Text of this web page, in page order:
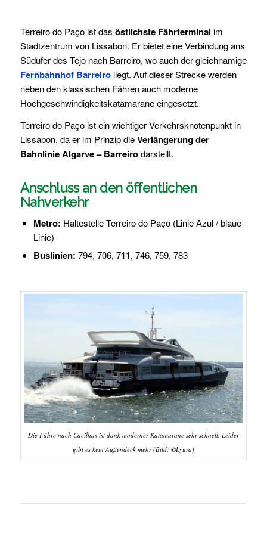
Terreiro do Paço ist das östlichste Fährterminal im
Stadtzentrum von Lissabon. Er bietet eine Verbindung ans
Südufer des Tejo nach Barreiro, wo auch der gleichnamige
Fernbahnhof Barreiroliegt. Auf dieser Strecke werden
neben den klassischen Fähren auch moderne
Hochgeschwindigkeitskatamarane eingesetzt.
Terreiro do Paço ist ein wichtiger Verkehrsknotenpunkt in
Lissabon, da er im Prinzip dieVerlängerung der
Bahnlinie Algarve – Barreirodarstellt.
Anschluss an den öffentlichen
Nahverkehr
Metro: Haltestelle Terreiro do Paço (Linie Azul / blaue
Linie)
Buslinien: 794, 706, 711, 746, 759, 783
Die Fähre nach Cacilhas ist dank moderner Katamarane sehr schnell. Leider
gibt es kein Außendeck mehr (Bild: ©Lyura)